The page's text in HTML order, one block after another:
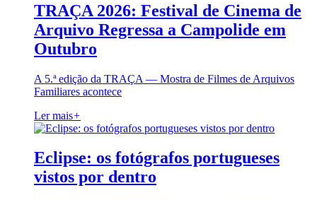
TRAÇA 2026: Festival de Cinema de
Arquivo Regressa a Campolide em
Outubro
A 5.ª edição da TRAÇA — Mostra de Filmes de Arquivos
Familiares acontece
Ler mais+
Eclipse: os fotógrafos portugueses
vistos por dentro